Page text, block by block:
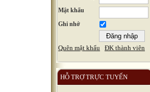
Mật khẩu
Ghi nhớ
Quên mật khẩu ĐK thành viên
HỖ TRỢ TRỰC TUYẾN